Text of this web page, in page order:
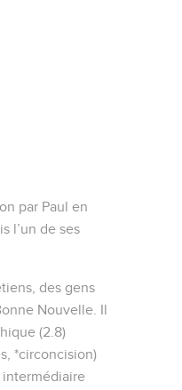
par Paul en
l’un de ses
des gens
Nouvelle. Il
(2.8)
*circoncision)
intermédiaire